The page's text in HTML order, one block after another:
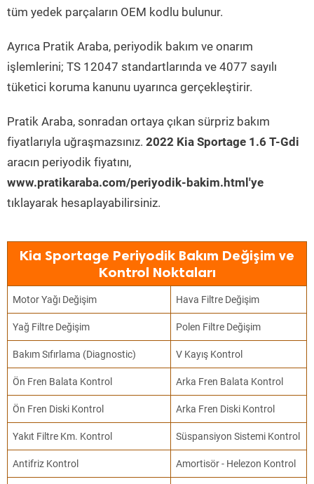
tüm yedek parçaların OEM kodlu bulunur.
Ayrıca Pratik Araba, periyodik bakım ve onarım
işlemlerini; TS 12047 standartlarında ve 4077 sayılı
tüketici koruma kanunu uyarınca gerçekleştirir.
Pratik Araba, sonradan ortaya çıkan sürpriz bakım
fiyatlarıyla uğraşmazsınız. 2022 Kia Sportage 1.6 T-Gdi
aracın periyodik fiyatını,
www.pratikaraba.com/periyodik-bakim.html'ye
tıklayarak hesaplayabilirsiniz.
Kia Sportage Periyodik Bakım Değişim ve
Kontrol Noktaları
Motor Yağı Değişim Hava Filtre Değişim
Yağ Filtre Değişim Polen Filtre Değişim
Bakım Sıfırlama (Diagnostic) V Kayış Kontrol
Ön Fren Balata Kontrol Arka Fren Balata Kontrol
Ön Fren Diski Kontrol Arka Fren Diski Kontrol
Yakıt Filtre Km. Kontrol Süspansiyon Sistemi Kontrol
Antifriz Kontrol Amortisör - Helezon Kontrol